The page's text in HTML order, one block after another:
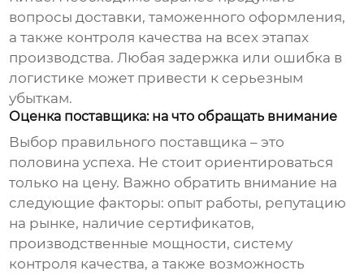
вопросы доставки, таможенного оформления,
а также контроля качества на всех этапах
производства. Любая задержка или ошибка в
логистике может привести к серьезным
убыткам.
Оценка поставщика: на что обращать внимание
Выбор правильного поставщика – это
половина успеха. Не стоит ориентироваться
только на цену. Важно обратить внимание на
следующие факторы: опыт работы, репутацию
на рынке, наличие сертификатов,
производственные мощности, систему
контроля качества, а также возможность